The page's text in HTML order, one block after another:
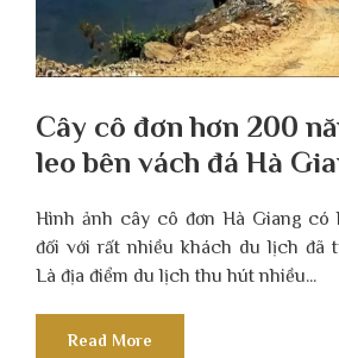
Cây cô đơn hơn 200
leo bên vách đá Hà
Hình ảnh cây cô đơn Hà Giang có
đối với rất nhiều khách du lịch đã
Là địa điểm du lịch thu hút nhiều...
Read More